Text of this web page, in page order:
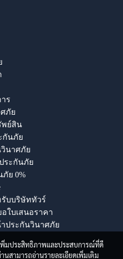
ร
ภัย
พย์สิน
กันภัย
นาศภัย
ระกันภัย
ภัย 0%
รับบริษัททัวร์
ใบเสนอราคา
ประกันวินาศภัย
พิ่มประสิทธิภาพและประสบการณ์ที่ดี
นสามารถอ่านรายละเอียดเพิ่มเติม